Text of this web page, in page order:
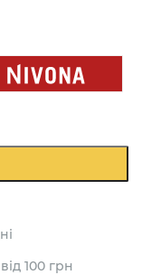
100 грн